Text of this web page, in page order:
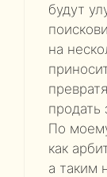
будут
на
продать
По
как
а таким